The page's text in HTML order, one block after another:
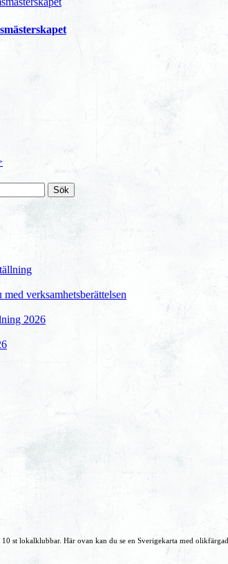
verksamhetsberättelsen
2026
st lokalklubbar. Här ovan kan du se en Sverigekarta med